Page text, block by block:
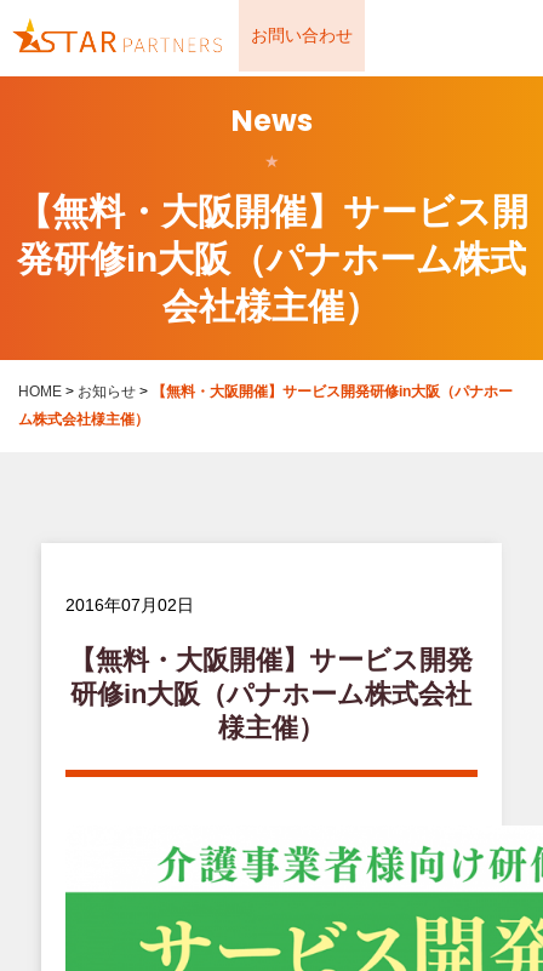
お問い合わせ
News
★
【無料・大阪開催】サービス開
発研修in大阪（パナホーム株式
会社様主催）
HOME > お知らせ >
【無料・大阪開催】サービス開発研修in大阪（パナホー
ム株式会社様主催）
2016年07月02日
【無料・大阪開催】サービス開発
研修in大阪（パナホーム株式会社
様主催）